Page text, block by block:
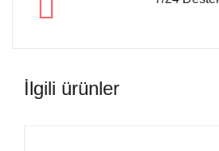
İlgili ürünler